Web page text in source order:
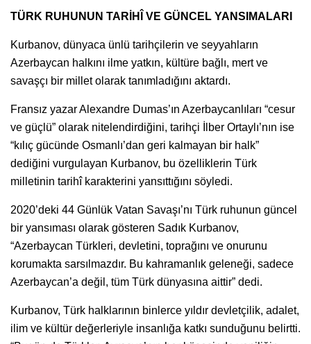
TÜRK RUHUNUN TARİHÎ VE GÜNCEL YANSIMALARI
Kurbanov, dünyaca ünlü tarihçilerin ve seyyahların
Azerbaycan halkını ilme yatkın, kültüre bağlı, mert ve
savaşçı bir millet olarak tanımladığını aktardı.
Fransız yazar Alexandre Dumas’ın Azerbaycanlıları “cesur
ve güçlü” olarak nitelendirdiğini, tarihçi İlber Ortaylı’nın ise
“kılıç gücünde Osmanlı’dan geri kalmayan bir halk”
dediğini vurgulayan Kurbanov, bu özelliklerin Türk
milletinin tarihî karakterini yansıttığını söyledi.
2020’deki 44 Günlük Vatan Savaşı’nı Türk ruhunun güncel
bir yansıması olarak gösteren Sadık Kurbanov,
“Azerbaycan Türkleri, devletini, toprağını ve onurunu
korumakta sarsılmazdır. Bu kahramanlık geleneği, sadece
Azerbaycan’a değil, tüm Türk dünyasına aittir” dedi.
Kurbanov, Türk halklarının binlerce yıldır devletçilik, adalet,
ilim ve kültür değerleriyle insanlığa katkı sunduğunu belirtti.